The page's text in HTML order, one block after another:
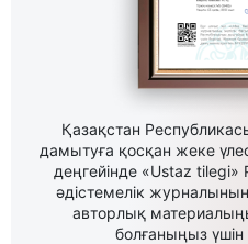
Қазақстан
дамытуға қосқан жеке
деңгейінде «Ustaz
әдістемелік
авторлық
болғаныңыз үшін